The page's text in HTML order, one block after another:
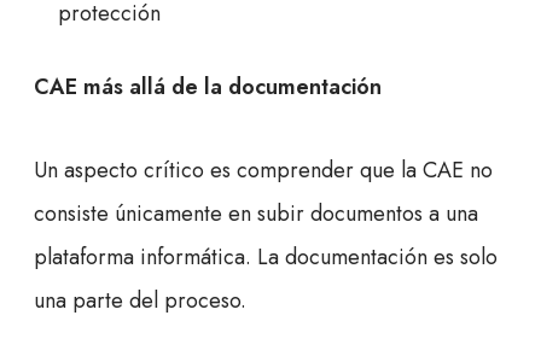
protección
CAE más allá de la documentación
Un aspecto crítico es comprender que la CAE no
consiste únicamente en subir documentos a una
plataforma informática. La documentación es solo
una parte del proceso.